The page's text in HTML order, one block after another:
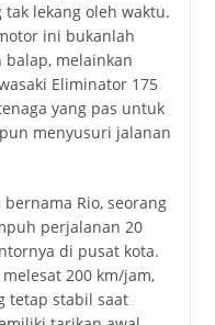
lekang oleh waktu.
ini bukanlah
melainkan
Eliminator 175
yang pas untuk
menyusuri jalanan
Rio, seorang
perjalanan 20
di pusat kota.
200 km/jam,
tetap stabil saat